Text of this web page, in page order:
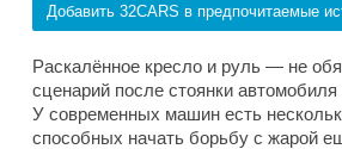
Добавить 32CARS в предпочитаемые
Раскалённое кресло и руль — не
сценарий после стоянки
У современных машин есть
способных начать борьбу с жарой